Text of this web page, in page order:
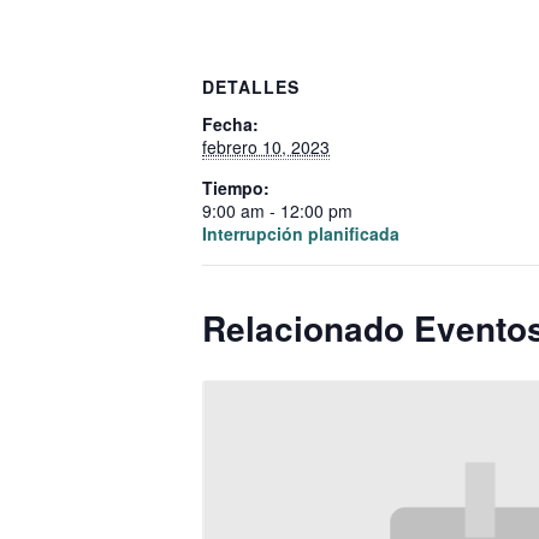
DETALLES
Fecha:
febrero 10, 2023
Tiempo:
9:00 am - 12:00 pm
Interrupción planificada
Relacionado